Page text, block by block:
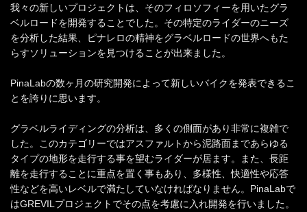
我々の新しいプロジェクトは、そのフィロソフィーを用いたグラ
ベルロードを開発することでした。その特定のライダーのニーズ
を分析した結果、ピナレロの精神をグラベルロードの世界へもた
らすソリューションを見つけることが出来ました。
PinaLabの数ヶ月の研究開発によって新しいバイクを発表できるこ
とを誇りに思います。
グラベルライディングの分析は、多くの側面があり非常に複雑で
した。このカテゴリーではアスファルトから泥路面まであらゆる
タイプの地形を走行する事を望むライダーが居ます。また、長距
離を走行することに重点を置く事もあり、多様性、快適性や応答
性などを高いレベルで満たしていなければなりません。PinaLabで
はGREVILプロジェクトでその点を考慮に入れ開発を行いました。